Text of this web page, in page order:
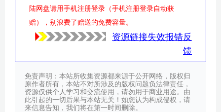
陆网盘请用手机注册登录（手机注册登录自动获
赠），别浪费了赠送的免费容量。
资源链接失效报错反
馈
免责声明：本站所收集资源都来源于公开网络，版权归
原作者所有，本站不对所涉及的版权问题负法律责任，
资源仅供个人学习和交流使用，请勿用于商业用途。由
此引起的一切后果与本站无关！如您认为构成侵权，请
来信息告知，我们将在第一时间删除。